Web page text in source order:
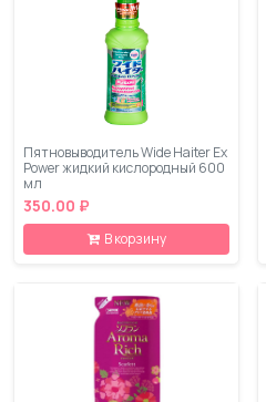
Пятновыводитель Wide Haiter Ex
Power жидкий кислородный 600
мл
350.00 ₽
В корзину